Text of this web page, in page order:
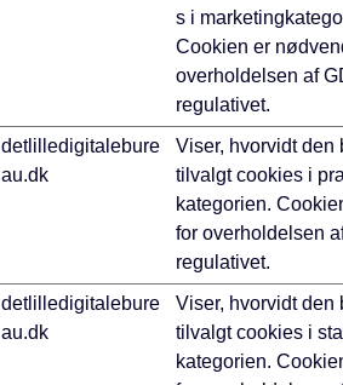
s i
Cookien er
overholdelsen af
regulativet.
detlilledigitalebure
au.dk
Viser, hvorvidt den
tilvalgt cookies i
kategorien.
for overholdelsen
regulativet.
detlilledigitalebure
au.dk
Viser, hvorvidt den
tilvalgt cookies i
kategorien.